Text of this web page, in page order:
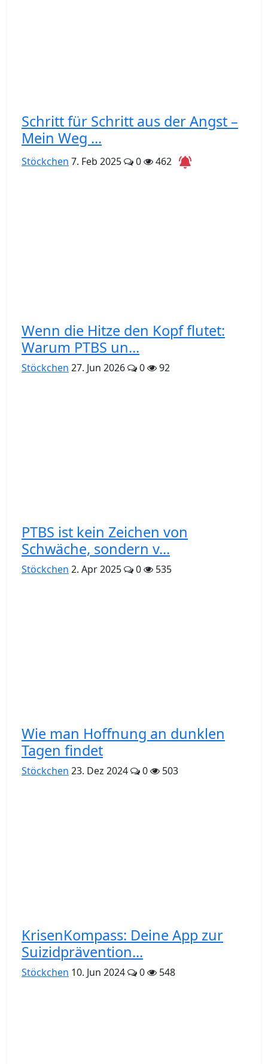
Schritt für Schritt aus der Angst –
Mein Weg ...
Stöckchen 7. Feb 2025 0 462
Wenn die Hitze den Kopf flutet:
Warum PTBS un...
Stöckchen 27. Jun 2026 0 92
PTBS ist kein Zeichen von
Schwäche, sondern v...
Stöckchen 2. Apr 2025 0 535
Wie man Hoffnung an dunklen
Tagen findet
Stöckchen 23. Dez 2024 0 503
KrisenKompass: Deine App zur
Suizidprävention...
Stöckchen 10. Jun 2024 0 548